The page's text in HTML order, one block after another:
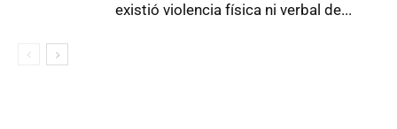
existió violencia física ni verbal de...